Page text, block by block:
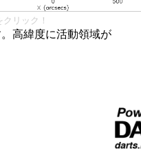
リック！
高緯度に活動領域が